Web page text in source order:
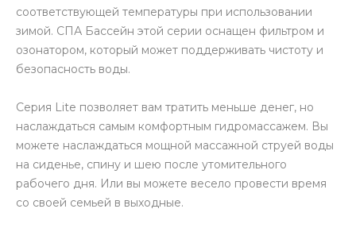
соответствующей температуры при использовании
зимой. СПА Бассейн этой серии оснащен фильтром и
озонатором, который может поддерживать чистоту и
безопасность воды.
Серия Lite позволяет вам тратить меньше денег, но
наслаждаться самым комфортным гидромассажем. Вы
можете наслаждаться мощной массажной струей воды
на сиденье, спину и шею после утомительного
рабочего дня. Или вы можете весело провести время
со своей семьей в выходные.